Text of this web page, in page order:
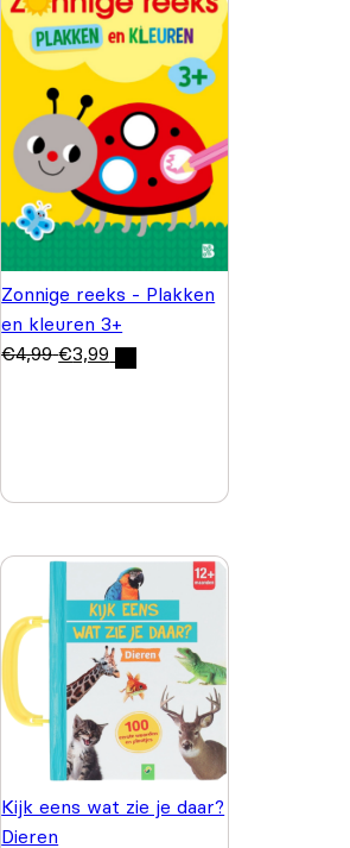
Zonnige reeks - Plakken
en kleuren 3+
€4,99 €3,99
Kijk eens wat zie je daar?
Dieren